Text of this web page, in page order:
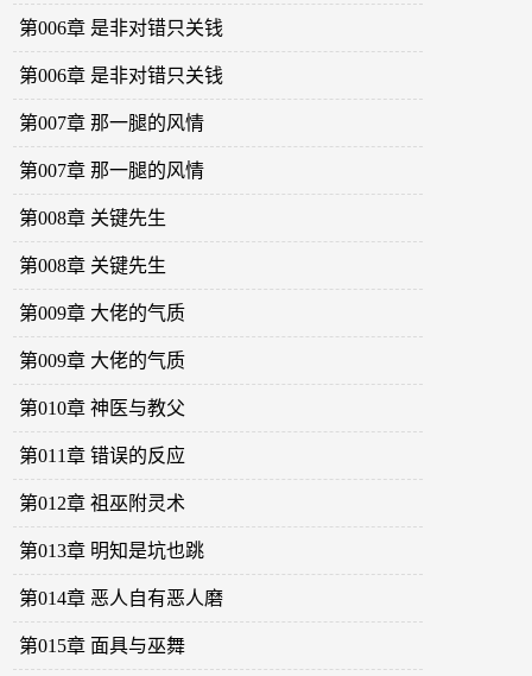
第006章 是非对错只关钱
第006章 是非对错只关钱
第007章 那一腿的风情
第007章 那一腿的风情
第008章 关键先生
第008章 关键先生
第009章 大佬的气质
第009章 大佬的气质
第010章 神医与教父
第011章 错误的反应
第012章 祖巫附灵术
第013章 明知是坑也跳
第014章 恶人自有恶人磨
第015章 面具与巫舞